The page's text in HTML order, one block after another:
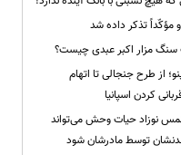
مؤکّداً تذکر داده شد
مزار اکبر عبدی چیست؟
از طرح جنجالی تا اتهام
کردن اسپانیا
نوزاد حیات وحش می‌تواند
توسط مادرشان شود